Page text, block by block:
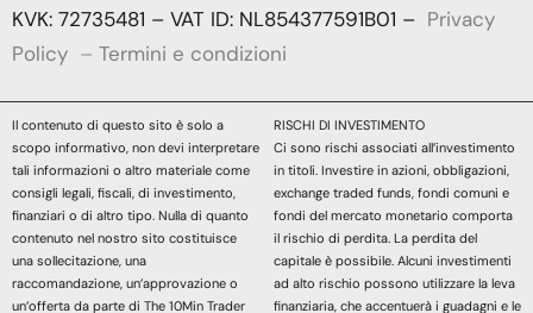
KVK: 72735481 – VAT ID: NL854377591B01 – Privacy
Policy – Termini e condizioni
Il contenuto di questo sito è solo a
scopo informativo, non devi interpretare
tali informazioni o altro materiale come
consigli legali, fiscali, di investimento,
finanziari o di altro tipo. Nulla di quanto
contenuto nel nostro sito costituisce
una sollecitazione, una
raccomandazione, un’approvazione o
un’offerta da parte di The 10Min Trader
RISCHI DI INVESTIMENTO
Ci sono rischi associati all’investimento
in titoli. Investire in azioni, obbligazioni,
exchange traded funds, fondi comuni e
fondi del mercato monetario comporta
il rischio di perdita. La perdita del
capitale è possibile. Alcuni investimenti
ad alto rischio possono utilizzare la leva
finanziaria, che accentuerà i guadagni e le